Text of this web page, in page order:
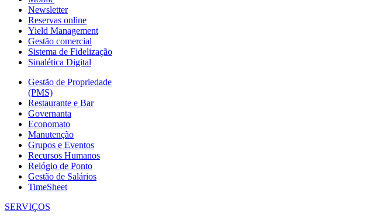
Newsletter
Reservas online
Yield Management
Gestão comercial
Sistema de Fidelização
Sinalética Digital
Gestão de Propriedade
(PMS)
Restaurante e Bar
Governanta
Economato
Manutenção
Grupos e Eventos
Recursos Humanos
Relógio de Ponto
Gestão de Salários
TimeSheet
SERVIÇOS